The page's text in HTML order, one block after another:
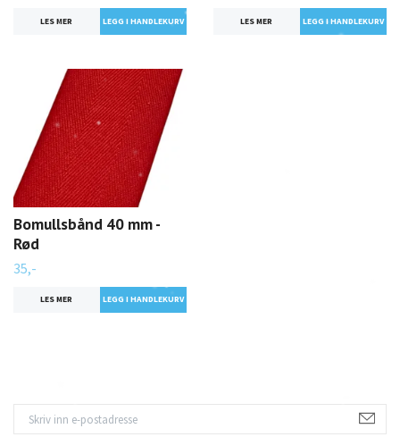
LES MER LES MER
Bomullsbånd 40 mm -
Rød
35,-
LES MER